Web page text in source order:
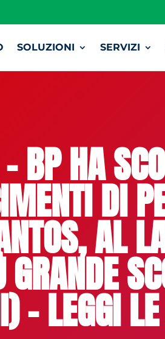
SOLUZIONI SERVIZI
HA
DI
AL
– LEGGI